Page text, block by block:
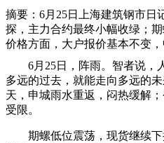
摘要：6月25日上海建筑钢市日
探，主力合约最终小幅收绿；
价格方面，大户报价基本不变
6月25日，阵雨。智者说，
多远的过去，就能走向多远的
天，申城雨水重返，闷热缓解
受限。
期螺低位震荡，现货继续